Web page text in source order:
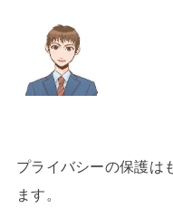
プライバシーの保護は
ます。